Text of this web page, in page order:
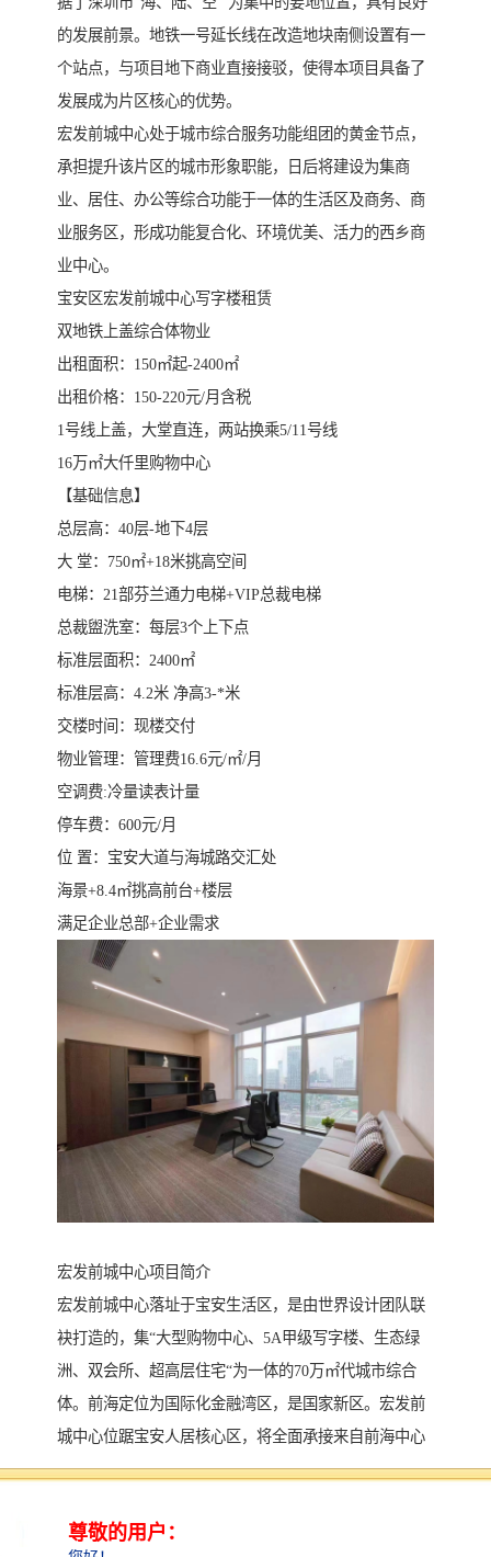
的发展前景。地铁一号延长线在改造地块南侧设置有一
个站点，与项目地下商业直接接驳，使得本项目具备了
发展成为片区核心的优势。
宏发前城中心处于城市综合服务功能组团的黄金节点，
承担提升该片区的城市形象职能，日后将建设为集商
业、居住、办公等综合功能于一体的生活区及商务、商
业服务区，形成功能复合化、环境优美、活力的西乡商
业中心。
宝安区宏发前城中心写字楼租赁
双地铁上盖综合体物业
出租面积：150㎡起-2400㎡
出租价格：150-220元/月含税
1号线上盖，大堂直连，两站换乘5/11号线
16万㎡大仟里购物中心
【基础信息】
总层高：40层-地下4层
大 堂：750㎡+18米挑高空间
电梯：21部芬兰通力电梯+VIP总裁电梯
总裁盥洗室：每层3个上下点
标准层面积：2400㎡
标准层高：4.2米 净高3-*米
交楼时间：现楼交付
物业管理：管理费16.6元/㎡/月
空调费:冷量读表计量
停车费：600元/月
位 置：宝安大道与海城路交汇处
海景+8.4㎡挑高前台+楼层
满足企业总部+企业需求
宏发前城中心项目简介
宏发前城中心落址于宝安生活区，是由世界设计团队联
袂打造的，集“大型购物中心、5A甲级写字楼、生态绿
洲、双会所、超高层住宅“为一体的70万㎡代城市综合
体。前海定位为国际化金融湾区，是国家新区。宏发前
城中心位踞宝安人居核心区，将全面承接来自前海中心
和宝安中心区商务人群的居住、办公及消费需求。项目
度，其外立面采用双银中空LOW-E玻璃幕墙，整体建筑